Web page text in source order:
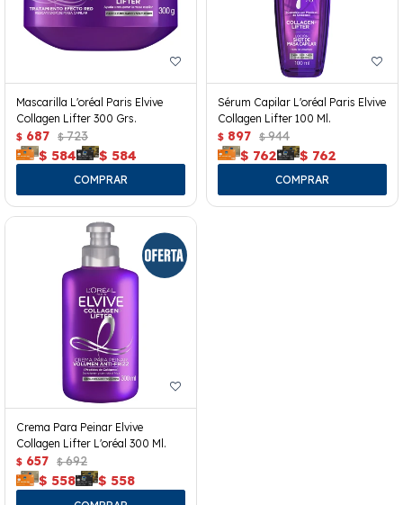
Mascarilla L'oréal Paris Elvive
Collagen Lifter 300 Grs.
$ 687 $ 723
$ 584 $ 584
Sérum Capilar L'oréal Paris Elvive
Collagen Lifter 100 Ml.
$ 897 $ 944
$ 762 $ 762
Crema Para Peinar Elvive
Collagen Lifter L'oréal 300 Ml.
$ 657 $ 692
$ 558 $ 558